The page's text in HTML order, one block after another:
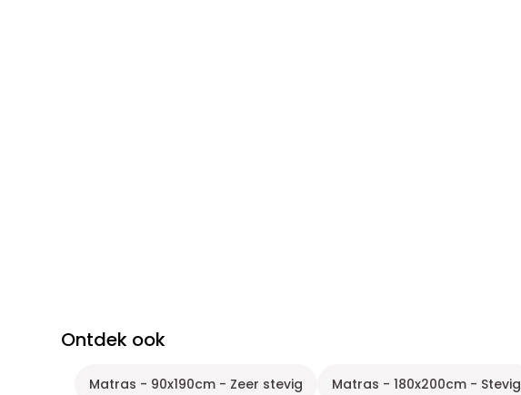
Ontdek ook
Matras - 90x190cm - Zeer stevig Matras - 180x200cm - Stevig